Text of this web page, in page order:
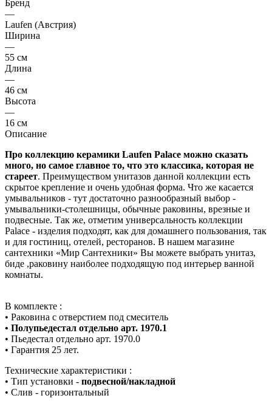
Бренд
—
Laufen (Австрия)
Ширина
—
55 см
Длина
—
46 см
Высота
—
16 см
Описание
Про коллекцию керамики Laufen Palace можно сказать
много, но самое главное то, что это классика, которая не
стареет. Преимуществом унитазов данной коллекции есть
скрытое крепление и очень удобная форма. Что же касается
умывальников - тут достаточно разнообразный выбор -
умывальники-столешницы, обычные раковины, врезные и
подвесные. Так же, отметим универсальность коллекции
Palace - изделия подходят, как для домашнего пользования, так
и для гостиниц, отелей, ресторанов. В нашем магазине
сантехники «Мир Сантехники» Вы можете выбрать унитаз,
биде ,раковину наиболее подходящую под интерьер ванной
комнаты.
В комплекте :
• Раковина с отверстием под смеситель
• Полупьедестал отдельно арт. 1970.1
• Пьедестал отдельно арт. 1970.0
• Гарантия 25 лет.
Технические характеристики :
• Тип установки - подвесной/накладной
• Слив - горизонтальный